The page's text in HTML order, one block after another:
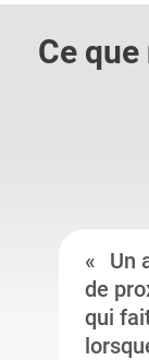
Ce
Un
de
qui